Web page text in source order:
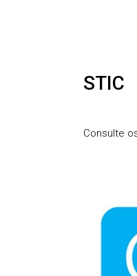
STIC
Consulte